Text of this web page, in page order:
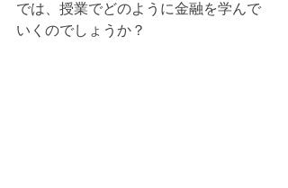
では、授業でどのように金融を学んで
いくのでしょうか？